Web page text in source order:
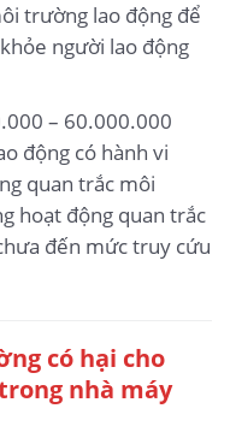
trường lao động để
người lao động
– 60.000.000
động có hành vi
quan trắc môi
hoạt động quan trắc
đến mức truy cứu
có hại cho
nhà máy